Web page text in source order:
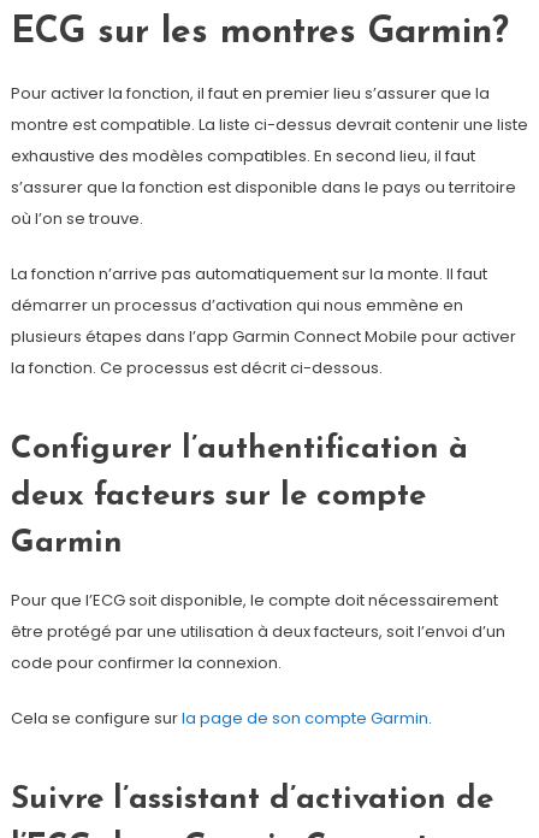
ECG sur les montres Garmin?
Pour activer la fonction, il faut en premier lieu s’assurer que la
montre est compatible. La liste ci-dessus devrait contenir une liste
exhaustive des modèles compatibles. En second lieu, il faut
s’assurer que la fonction est disponible dans le pays ou territoire
où l’on se trouve.
La fonction n’arrive pas automatiquement sur la monte. Il faut
démarrer un processus d’activation qui nous emmène en
plusieurs étapes dans l’app Garmin Connect Mobile pour activer
la fonction. Ce processus est décrit ci-dessous.
Configurer l’authentification à
deux facteurs sur le compte
Garmin
Pour que l’ECG soit disponible, le compte doit nécessairement
être protégé par une utilisation à deux facteurs, soit l’envoi d’un
code pour confirmer la connexion.
Cela se configure surla page de son compte Garmin.
Suivre l’assistant d’activation de